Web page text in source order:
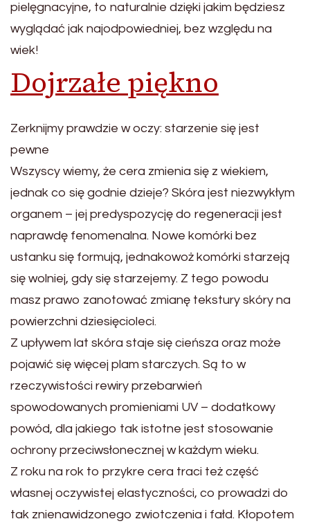
pielęgnacyjne, to naturalnie dzięki jakim będziesz
wyglądać jak najodpowiedniej, bez względu na
wiek!
Dojrzałe piękno
Zerknijmy prawdzie w oczy: starzenie się jest
pewne
Wszyscy wiemy, że cera zmienia się z wiekiem,
jednak co się godnie dzieje? Skóra jest niezwykłym
organem – jej predyspozycję do regeneracji jest
naprawdę fenomenalna. Nowe komórki bez
ustanku się formują, jednakowoż komórki starzeją
się wolniej, gdy się starzejemy. Z tego powodu
masz prawo zanotować zmianę tekstury skóry na
powierzchni dziesięcioleci.
Z upływem lat skóra staje się cieńsza oraz może
pojawić się więcej plam starczych. Są to w
rzeczywistości rewiry przebarwień
spowodowanych promieniami UV – dodatkowy
powód, dla jakiego tak istotne jest stosowanie
ochrony przeciwsłonecznej w każdym wieku.
Z roku na rok to przykre cera traci też część
własnej oczywistej elastyczności, co prowadzi do
tak znienawidzonego zwiotczenia i fałd. Kłopotem